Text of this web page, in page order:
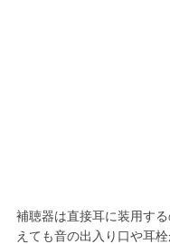
補聴器は直接耳に装用す
えても音の出入り口や耳